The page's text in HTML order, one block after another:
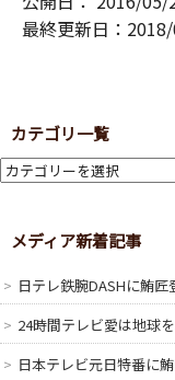
丼にしてご提供～>
ーの違い？マンガで
解体ショーの違いと
最終更新日：
カテゴリ一覧
メディア新着記事
日テレ鉄腕DASHに鮪匠
24時間テレビ愛は地球
日本テレビ元日特番に